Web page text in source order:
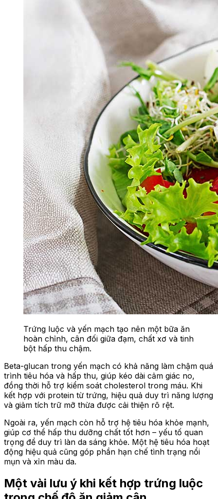
Trứng luộc và yến mạch tạo nên một bữa ăn
hoàn chỉnh, cân đối giữa đạm, chất xơ và tinh
bột hấp thu chậm.
Beta-glucan trong yến mạch có khả năng làm chậm quá
trình tiêu hóa và hấp thu, giúp kéo dài cảm giác no,
đồng thời hỗ trợ kiểm soát cholesterol trong máu. Khi
kết hợp với protein từ trứng, hiệu quả duy trì năng lượng
và giảm tích trữ mỡ thừa được cải thiện rõ rệt.
Ngoài ra, yến mạch còn hỗ trợ hệ tiêu hóa khỏe mạnh,
giúp cơ thể hấp thu dưỡng chất tốt hơn – yếu tố quan
trọng để duy trì làn da sáng khỏe. Một hệ tiêu hóa hoạt
động hiệu quả cũng góp phần hạn chế tình trạng nổi
mụn và xỉn màu da.
Một vài lưu ý khi kết hợp trứng luộc